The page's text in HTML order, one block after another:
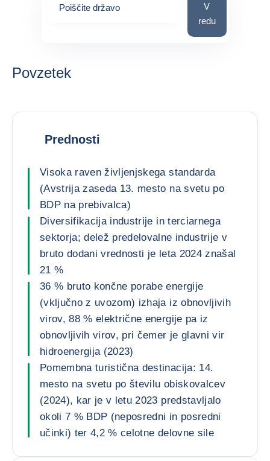
Poiščite državo Poiščite državo
V
redu
Povzetek
Prednosti
Visoka raven življenjskega standarda
(Avstrija zaseda 13. mesto na svetu po
BDP na prebivalca)
Diversifikacija industrije in terciarnega
sektorja; delež predelovalne industrije v
bruto dodani vrednosti je leta 2024 znašal
21 %
36 % bruto končne porabe energije
(vključno z uvozom) izhaja iz obnovljivih
virov, 88 % električne energije pa iz
obnovljivih virov, pri čemer je glavni vir
hidroenergija (2023)
Pomembna turistična destinacija: 14.
mesto na svetu po številu obiskovalcev
(2024), kar je v letu 2023 predstavljalo
okoli 7 % BDP (neposredni in posredni
učinki) ter 4,2 % celotne delovne sile